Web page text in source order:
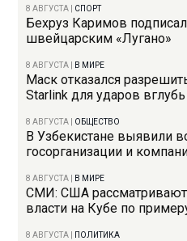
8 АВГУСТА СПОРТ
Бехруз Каримов
швейцарским «Лугано»
8 АВГУСТА В МИРЕ
Маск отказался
Starlink для ударов
8 АВГУСТА ОБЩЕСТВО
В Узбекистане выявили
госорганизации и
8 АВГУСТА В МИРЕ
СМИ: США
власти на Кубе по
8 АВГУСТА ПОЛИТИКА